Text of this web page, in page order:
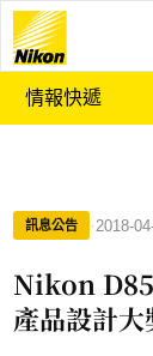
情報快遞
訊息公告 · 2018-
Nikon
產品設計大